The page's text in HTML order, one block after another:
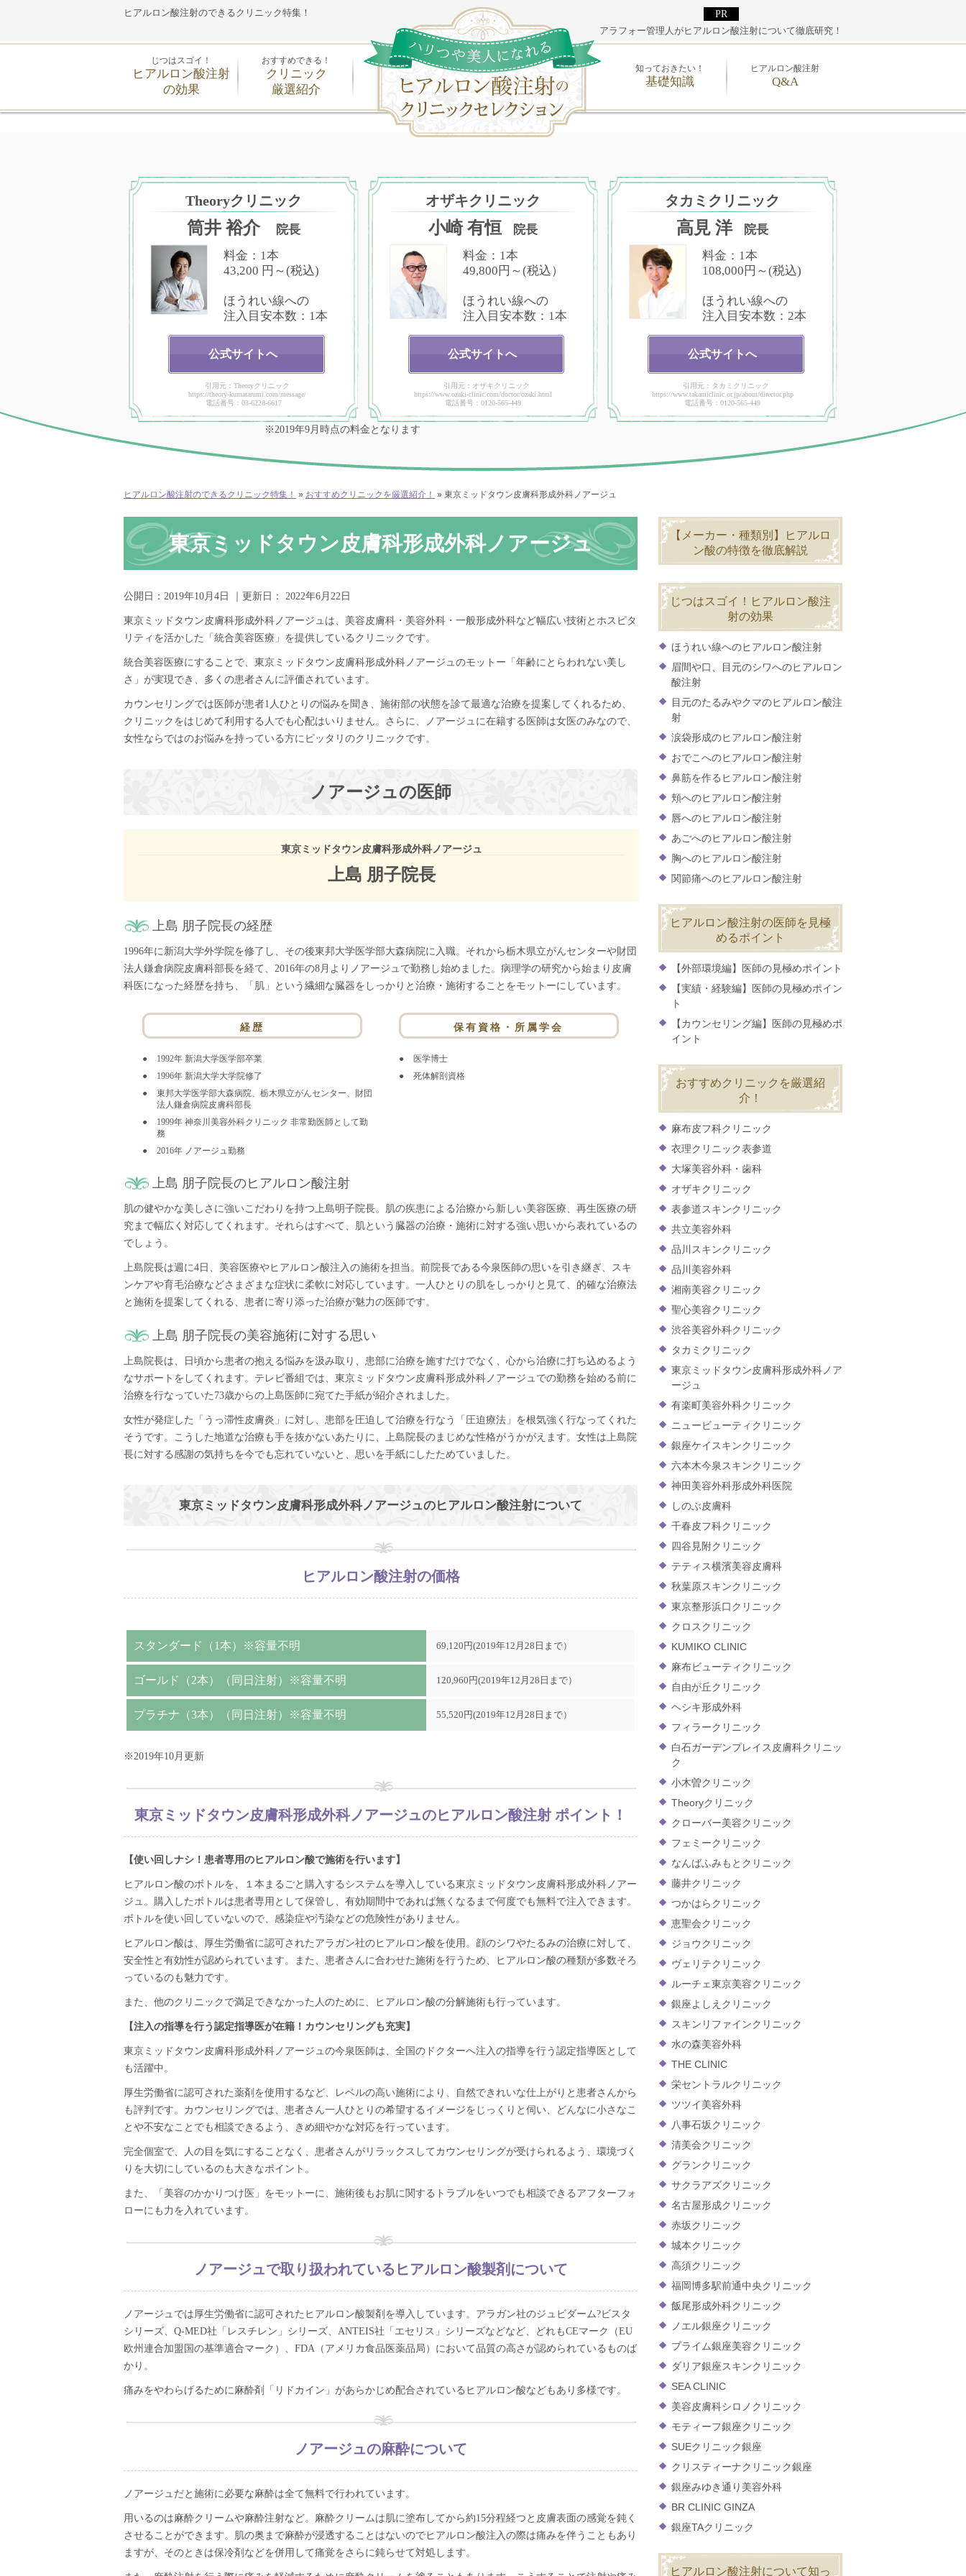
アラフォー管理人がヒアルロン酸注射について徹底研究！
ヒアルロン酸注射のできるクリニック特集！
じつはスゴイ！
ヒアルロン酸注射
の効果
おすすめできる！
クリニック
厳選紹介
知っておきたい！
基礎知識
ヒアルロン酸注射
Q&A
Theoryクリニック
筒井 裕介
院長
料金：1本
43,200 円～(税込)
ほうれい線への
注入目安本数：1本
公式サイトへ
引用元：Theoryクリニック
https://theory-kumatarumi.com/message/
電話番号：03-6228-6617
オザキクリニック
小崎 有恒
院長
料金：1本
49,800円～(税込）
ほうれい線への
注入目安本数：1本
公式サイトへ
引用元：オザキクリニック
https://www.ozaki-clinic.com/doctor/ozaki.html
電話番号：0120-565-449
タカミクリニック
高見 洋
院長
料金：1本
108,000円～(税込)
ほうれい線への
注入目安本数：2本
公式サイトへ
引用元：タカミクリニック
https://www.takamiclinic.or.jp/about/director.php
電話番号：0120-565-449
※2019年9月時点の料金となります
ヒアルロン酸注射のできるクリニック特集！ » おすすめクリニックを厳選紹介！ » 東京ミッドタウン皮膚科形成外科ノアージュ
東京ミッドタウン皮膚科形成外科ノアージュ
公開日： 2019年10月4日 ｜更新日： 2022年6月22日
東京ミッドタウン皮膚科形成外科ノアージュは、美容皮膚科・美容外科・一般形成外科など幅広い技術とホスピタ
リティを活かした「統合美容医療」を提供しているクリニックです。
統合美容医療にすることで、東京ミッドタウン皮膚科形成外科ノアージュのモットー「年齢にとらわれない美し
さ」が実現でき、多くの患者さんに評価されています。
カウンセリングでは医師が患者1人ひとりの悩みを聞き、施術部の状態を診て最適な治療を提案してくれるため、
クリニックをはじめて利用する人でも心配はいりません。さらに、ノアージュに在籍する医師は女医のみなので、
女性ならではのお悩みを持っている方にピッタリのクリニックです。
ノアージュの医師
東京ミッドタウン皮膚科形成外科ノアージュ
上島 朋子院長
上島 朋子院長の経歴
1996年に新潟大学外学院を修了し、その後東邦大学医学部大森病院に入職。それから栃木県立がんセンターや財団
法人鎌倉病院皮膚科部長を経て、2016年の8月よりノアージュで勤務し始めました。病理学の研究から始まり皮膚
科医になった経歴を持ち、「肌」という繊細な臓器をしっかりと治療・施術することをモットーにしています。
経歴
1992年 新潟大学医学部卒業
1996年 新潟大学大学院修了
東邦大学医学部大森病院、栃木県立がんセンター、財団
法人鎌倉病院皮膚科部長
1999年 神奈川美容外科クリニック 非常勤医師として勤
務
2016年 ノアージュ勤務
保有資格・所属学会
医学博士
死体解剖資格
上島 朋子院長のヒアルロン酸注射
肌の健やかな美しさに強いこだわりを持つ上島明子院長。肌の疾患による治療から新しい美容医療、再生医療の研
究まで幅広く対応してくれます。それらはすべて、肌という臓器の治療・施術に対する強い思いから表れているの
でしょう。
上島院長は週に4日、美容医療やヒアルロン酸注入の施術を担当。前院長である今泉医師の思いを引き継ぎ、スキ
ンケアや育毛治療などさまざまな症状に柔軟に対応しています。一人ひとりの肌をしっかりと見て、的確な治療法
と施術を提案してくれる、患者に寄り添った治療が魅力の医師です。
上島 朋子院長の美容施術に対する思い
上島院長は、日頃から患者の抱える悩みを汲み取り、患部に治療を施すだけでなく、心から治療に打ち込めるよう
なサポートをしてくれます。テレビ番組では、東京ミッドタウン皮膚科形成外科ノアージュでの勤務を始める前に
治療を行なっていた73歳からの上島医師に宛てた手紙が紹介されました。
女性が発症した「うっ滞性皮膚炎」に対し、患部を圧迫して治療を行なう「圧迫療法」を根気強く行なってくれた
そうです。こうした地道な治療も手を抜かないあたりに、上島院長のまじめな性格がうかがえます。女性は上島院
長に対する感謝の気持ちを今でも忘れていないと、思いを手紙にしたためていました。
東京ミッドタウン皮膚科形成外科ノアージュのヒアルロン酸注射について
ヒアルロン酸注射の価格
スタンダード（1本）※容量不明 69,120円(2019年12月28日まで）
ゴールド（2本）（同日注射）※容量不明 120,960円(2019年12月28日まで）
プラチナ（3本）（同日注射）※容量不明 55,520円(2019年12月28日まで）
※2019年10月更新
東京ミッドタウン皮膚科形成外科ノアージュのヒアルロン酸注射 ポイント！
【使い回しナシ！患者専用のヒアルロン酸で施術を行います】
ヒアルロン酸のボトルを、１本まるごと購入するシステムを導入している東京ミッドタウン皮膚科形成外科ノアー
ジュ。購入したボトルは患者専用として保管し、有効期間中であれば無くなるまで何度でも無料で注入できます。
ボトルを使い回していないので、感染症や汚染などの危険性がありません。
ヒアルロン酸は、厚生労働省に認可されたアラガン社のヒアルロン酸を使用。顔のシワやたるみの治療に対して、
安全性と有効性が認められています。また、患者さんに合わせた施術を行うため、ヒアルロン酸の種類が多数そろ
っているのも魅力です。
また、他のクリニックで満足できなかった人のために、ヒアルロン酸の分解施術も行っています。
【注入の指導を行う認定指導医が在籍！カウンセリングも充実】
東京ミッドタウン皮膚科形成外科ノアージュの今泉医師は、全国のドクターへ注入の指導を行う認定指導医として
も活躍中。
厚生労働省に認可された薬剤を使用するなど、レベルの高い施術により、自然できれいな仕上がりと患者さんから
も評判です。カウンセリングでは、患者さん一人ひとりの希望するイメージをじっくりと伺い、どんなに小さなこ
とや不安なことでも相談できるよう、きめ細やかな対応を行っています。
完全個室で、人の目を気にすることなく、患者さんがリラックスしてカウンセリングが受けられるよう、環境づく
りを大切にしているのも大きなポイント。
また、「美容のかかりつけ医」をモットーに、施術後もお肌に関するトラブルをいつでも相談できるアフターフォ
ローにも力を入れています。
ノアージュで取り扱われているヒアルロン酸製剤について
ノアージュでは厚生労働省に認可されたヒアルロン酸製剤を導入しています。アラガン社のジュビダーム?ビスタ
シリーズ、Q-MED社「レスチレン」シリーズ、ANTEIS社「エセリス」シリーズなどなど、どれもCEマーク（EU
欧州連合加盟国の基準適合マーク）、FDA（アメリカ食品医薬品局）において品質の高さが認められているものば
かり。
痛みをやわらげるために麻酔剤「リドカイン」があらかじめ配合されているヒアルロン酸などもあり多様です。
ノアージュの麻酔について
ノアージュだと施術に必要な麻酔は全て無料で行われています。
用いるのは麻酔クリームや麻酔注射など。麻酔クリームは肌に塗布してから約15分程経つと皮膚表面の感覚を鈍く
させることができます。肌の奥まで麻酔が浸透することはないのでヒアルロン酸注入の際は痛みを伴うこともあり
ますが、そのときは保冷剤などを併用して痛覚をさらに鈍らせて対処します。
【メーカー・種類別】ヒアルロ
ン酸の特徴を徹底解説
じつはスゴイ！ヒアルロン酸注
射の効果
ほうれい線へのヒアルロン酸注射
眉間や口、目元のシワへのヒアルロン
酸注射
目元のたるみやクマのヒアルロン酸注
射
涙袋形成のヒアルロン酸注射
おでこへのヒアルロン酸注射
鼻筋を作るヒアルロン酸注射
頬へのヒアルロン酸注射
唇へのヒアルロン酸注射
あごへのヒアルロン酸注射
胸へのヒアルロン酸注射
関節痛へのヒアルロン酸注射
ヒアルロン酸注射の医師を見極
めるポイント
【外部環境編】医師の見極めポイント
【実績・経験編】医師の見極めポイン
ト
【カウンセリング編】医師の見極めポ
イント
おすすめクリニックを厳選紹
介！
麻布皮フ科クリニック
衣理クリニック表参道
大塚美容外科・歯科
オザキクリニック
表参道スキンクリニック
共立美容外科
品川スキンクリニック
品川美容外科
湘南美容クリニック
聖心美容クリニック
渋谷美容外科クリニック
タカミクリニック
東京ミッドタウン皮膚科形成外科ノア
ージュ
有楽町美容外科クリニック
ニュービューティクリニック
銀座ケイスキンクリニック
六本木今泉スキンクリニック
神田美容外科形成外科医院
しのぶ皮膚科
千春皮フ科クリニック
四谷見附クリニック
テティス横濱美容皮膚科
秋葉原スキンクリニック
東京整形浜口クリニック
クロスクリニック
KUMIKO CLINIC
麻布ビューティクリニック
自由が丘クリニック
ヘシキ形成外科
フィラークリニック
白石ガーデンプレイス皮膚科クリニッ
ク
小木曽クリニック
Theoryクリニック
クローバー美容クリニック
フェミークリニック
なんばふみもとクリニック
藤井クリニック
つかはらクリニック
恵聖会クリニック
ジョウクリニック
ヴェリテクリニック
ルーチェ東京美容クリニック
銀座よしえクリニック
スキンリファインクリニック
水の森美容外科
THE CLINIC
栄セントラルクリニック
ツツイ美容外科
八事石坂クリニック
清美会クリニック
グランクリニック
サクラアズクリニック
名古屋形成クリニック
赤坂クリニック
城本クリニック
高須クリニック
福岡博多駅前通中央クリニック
飯尾形成外科クリニック
ノエル銀座クリニック
プライム銀座美容クリニック
ダリア銀座スキンクリニック
SEA CLINIC
美容皮膚科シロノクリニック
モティーフ銀座クリニック
SUEクリニック銀座
クリスティーナクリニック銀座
銀座みゆき通り美容外科
BR CLINIC GINZA
銀座TAクリニック
ヒアルロン酸注射について知っ